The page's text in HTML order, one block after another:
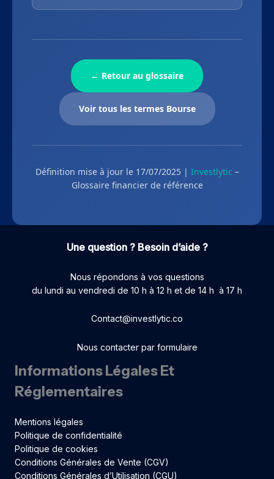
← Retour au glossaire
Voir tous les termes Bourse
Définition mise à jour le 17/07/2025 | Investlytic –
Glossaire financier de référence
Une question ? Besoin d’aide ?
Nous répondons à vos questions
du lundi au vendredi de 10 h à 12 h et de 14 h à 17 h
Contact@investlytic.co
Nous contacter par formulaire
Informations Légales Et
Réglementaires
Mentions légales
Politique de confidentialité
Politique de cookies
Conditions Générales de Vente (CGV)
Conditions Générales d’Utilisation (CGU)